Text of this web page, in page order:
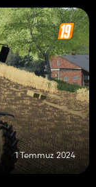
1 Temmuz 2024